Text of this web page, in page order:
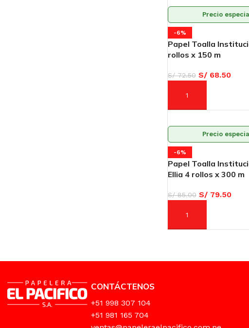
Precio
-6%
Papel Toalla
rollos x 150 m
S/72.50 S/68.50
AÑADIR AL CARRITO
Precio
-6%
Papel Toalla
Ellia 4 rollos x 300 m
S/85.00 S/79.50
AÑADIR AL CARRITO
CONTÁCTENOS
+51 998 307 104
+51 981 165 704